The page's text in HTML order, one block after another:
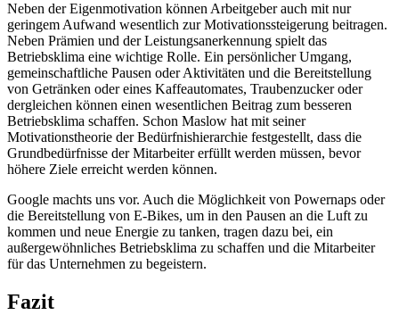
Neben der Eigenmotivation können Arbeitgeber auch mit nur
geringem Aufwand wesentlich zur Motivationssteigerung beitragen.
Neben Prämien und der Leistungsanerkennung spielt das
Betriebsklima eine wichtige Rolle. Ein persönlicher Umgang,
gemeinschaftliche Pausen oder Aktivitäten und die Bereitstellung
von Getränken oder eines Kaffeautomates, Traubenzucker oder
dergleichen können einen wesentlichen Beitrag zum besseren
Betriebsklima schaffen. Schon Maslow hat mit seiner
Motivationstheorie der Bedürfnishierarchie festgestellt, dass die
Grundbedürfnisse der Mitarbeiter erfüllt werden müssen, bevor
höhere Ziele erreicht werden können.
Google machts uns vor. Auch die Möglichkeit von Powernaps oder
die Bereitstellung von E-Bikes, um in den Pausen an die Luft zu
kommen und neue Energie zu tanken, tragen dazu bei, ein
außergewöhnliches Betriebsklima zu schaffen und die Mitarbeiter
für das Unternehmen zu begeistern.
Fazit